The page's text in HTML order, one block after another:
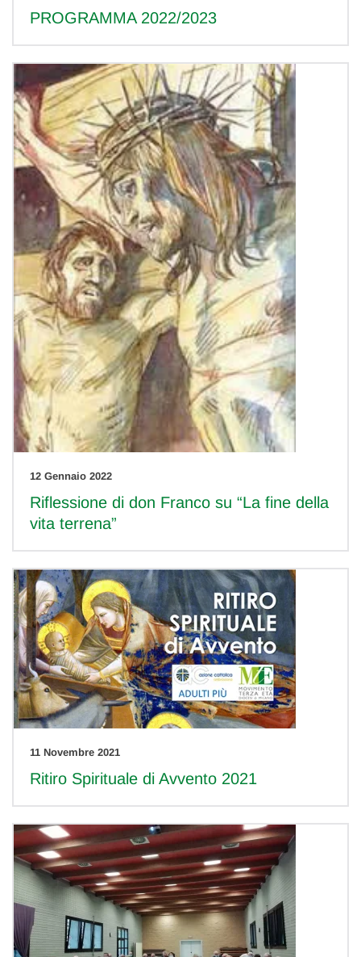
PROGRAMMA 2022/2023
12 Gennaio 2022
Riflessione di don Franco su “La fine della
vita terrena”
11 Novembre 2021
Ritiro Spirituale di Avvento 2021